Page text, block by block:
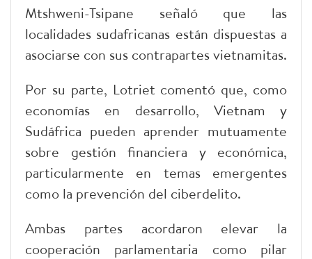
Mtshweni-Tsipane señaló que las
localidades sudafricanas están dispuestas a
asociarse con sus contrapartes vietnamitas.
Por su parte, Lotriet comentó que, como
economías en desarrollo, Vietnam y
Sudáfrica pueden aprender mutuamente
sobre gestión financiera y económica,
particularmente en temas emergentes
como la prevención del ciberdelito.
Ambas partes acordaron elevar la
cooperación parlamentaria como pilar